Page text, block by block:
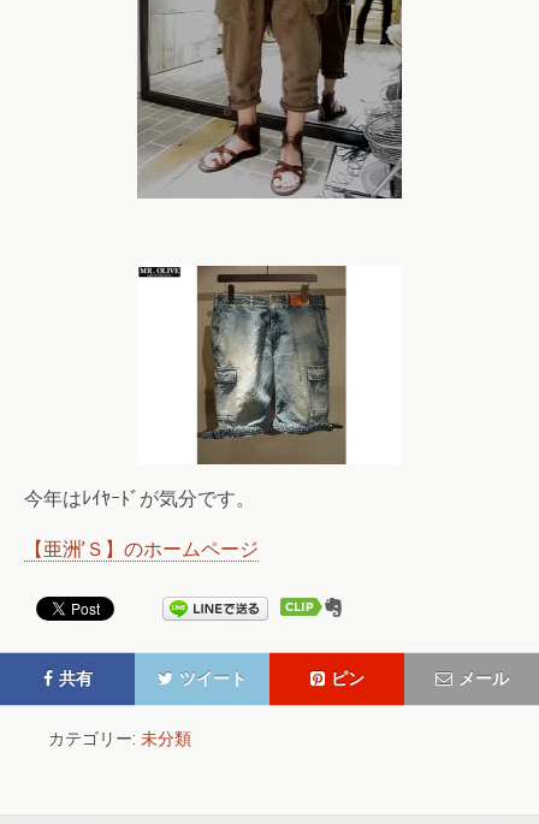
今年はﾚｲﾔｰﾄﾞが気分です。
【亜洲’Ｓ】のホームページ
共有 ツイート ピン メール
カテゴリー: 未分類